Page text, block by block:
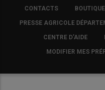
FOOTER
COPYRIGHT
CONTACTS BOUTIQUE
PRESSE AGRICOLE
CENTRE D'AIDE
MODIFIER MES